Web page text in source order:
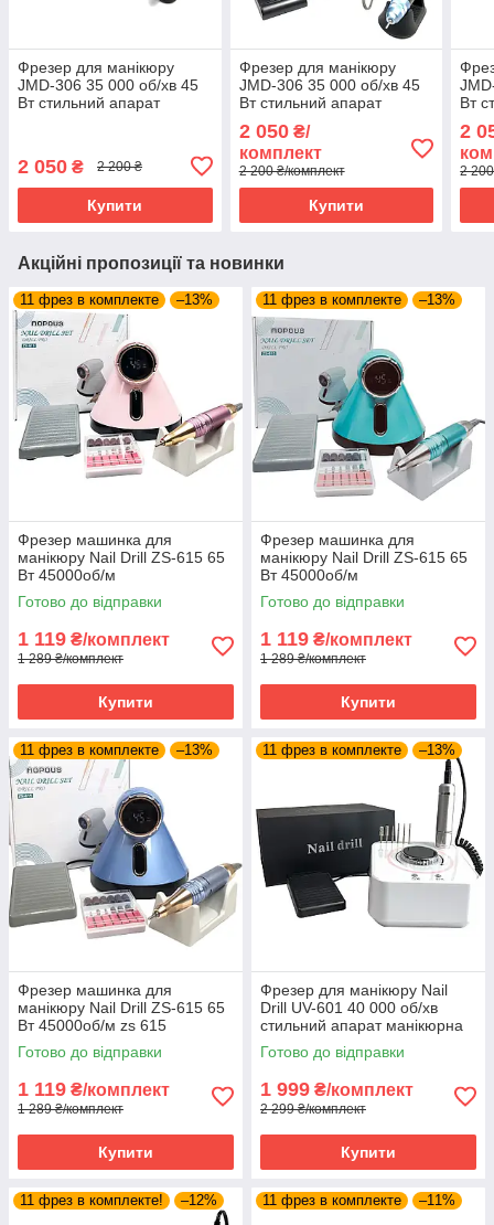
Фрезер для манікюру
JMD-306 35 000 об/хв 45
Вт стильний апарат
2 050 ₴ 2 200 ₴
Купити
Фрезер для манікюру
JMD-306 35 000 об/хв 45
Вт стильний апарат
2 050₴/
комплект
2 200 ₴/комплект
Купити
Вт
2
2
Акційні пропозиції та новинки
11 фрез в комплекте –13%
Фрезер машинка для
манікюру Nail Drill ZS-615 65
Вт 45000об/м
PROFESSIONAL Drill pro zs
615 манікюрний фрейзер SH
Готово до відправки
1 119 ₴/комплект
1 289 ₴/комплект
Купити
11 фрез в комплекте –13%
Фрезер машинка для
манікюру Nail Drill ZS-615 65
Вт 45000об/м
PROFESSIONAL Drill pro zs
615 манікюрний фрейзер SH
Готово до відправки
1 119 ₴/комплект
1 289 ₴/комплект
Купити
11 фрез в комплекте –13%
Фрезер машинка для
манікюру Nail Drill ZS-615 65
Вт 45000об/м zs 615
манікюрний фрейзер SH
Готово до відправки
1 119 ₴/комплект
1 289 ₴/комплект
Купити
11 фрез в комплекте –13%
Фрезер для манікюру Nail
Drill UV-601 40 000 об/хв
стильний апарат манікюрна
машинка для нігтів
Готово до відправки
1 999 ₴/комплект
2 299 ₴/комплект
Купити
11 фрез в комплекте! –12% 11 фрез в комплекте –11%